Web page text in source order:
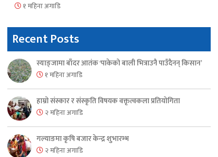
१ महिना अगाडि
Recent Posts
स्याङ्जामा बाँदर आतंक ‘पाकेको बाली भित्राउनै पाउँदैनन् किसान’
१ महिना अगाडि
हाम्रो संस्कार र संस्कृति विषयक वक्तृत्वकला प्रतियोगिता
२ महिना अगाडि
गल्याङमा कृषि बजार केन्द्र शुभारम्भ
२ महिना अगाडि